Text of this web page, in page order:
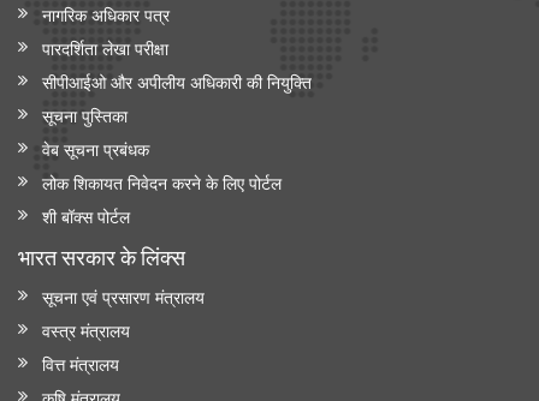
नागरिक अधिकार पत्र
पारदर्शिता लेखा परीक्षा
सीपीआईओ और अपी‍लीय अधिकारी की नियुक्ति
सूचना पुस्तिका
वेब सूचना प्रबंधक
लोक शिकायत निवेदन करने के लिए पोर्टल
शी बॉक्स पोर्टल
भारत सरकार के लिंक्‍स
सूचना एवं प्रसारण मंत्रालय
वस्त्र मंत्रालय
वित्त मंत्रालय